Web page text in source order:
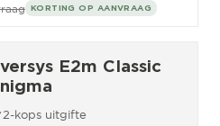
KORTING OP AANVRAAG
E2m Classic
2-kops uitgifte